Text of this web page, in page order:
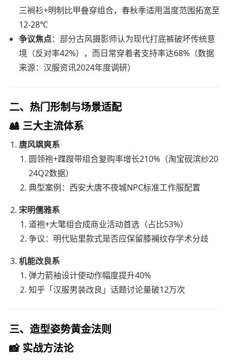
三裥衫+明制比甲叠穿组合，春秋季适用温度范围拓宽至
12-28℃
争议焦点：部分古风摄影师认为现代打底裤破坏传统意
境（反对率42%），而日常穿着者支持率达68%（数据
来源：汉服资讯2024年度调研）
二、热门形制与场景适配
🎎 三大主流体系
唐风飒爽系
圆领袍+蹀躞带组合复购率增长210%（淘宝砚滨纱20
24Q2数据）
典型案例：西安大唐不夜城NPC标准工作服配置
宋明儒雅系
道袍+大氅组合成商业活动首选（占比53%）
争议：明代贴里款式是否应保留膝襕纹存学术分歧
机能改良系
弹力箭袖设计使动作幅度提升40%
知乎「汉服男装改良」话题讨论量破12万次
三、造型姿势黄金法则
📸 实战方法论